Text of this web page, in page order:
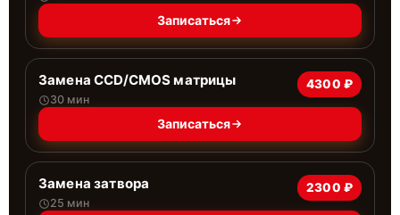
Записаться
Замена CCD/CMOS матрицы
30 мин
4300 ₽
Записаться
Замена затвора
25 мин
2300 ₽